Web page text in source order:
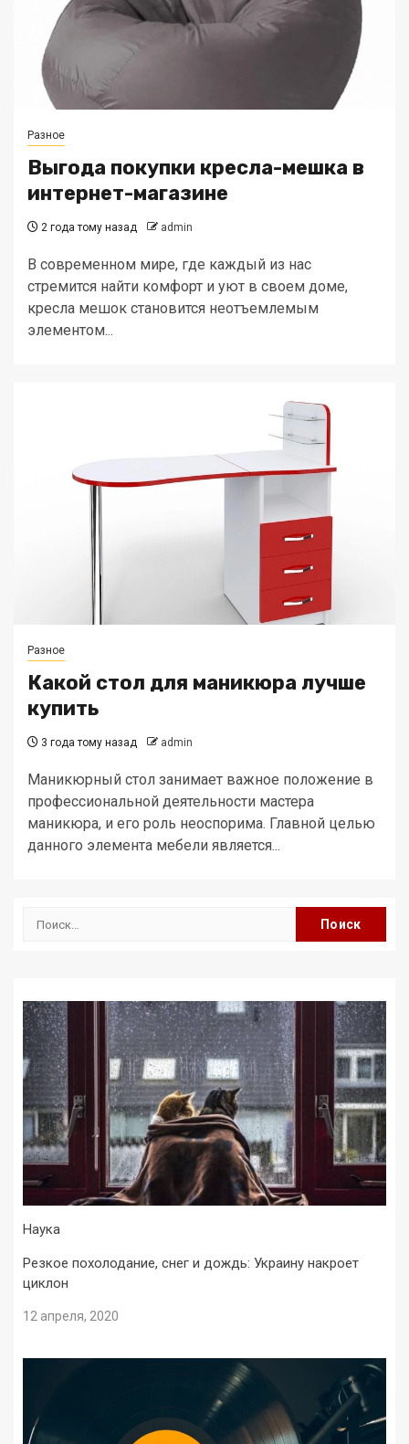
Разное
Выгода покупки кресла-мешка в
интернет-магазине
2 года тому назад admin
В современном мире, где каждый из нас
стремится найти комфорт и уют в своем доме,
кресла мешок становится неотъемлемым
элементом...
Разное
Какой стол для маникюра лучше
купить
3 года тому назад admin
Маникюрный стол занимает важное положение в
профессиональной деятельности мастера
маникюра, и его роль неоспорима. Главной целью
данного элемента мебели является...
Найти:
Наука
Резкое похолодание, снег и дождь: Украину накроет
циклон
12 апреля, 2020